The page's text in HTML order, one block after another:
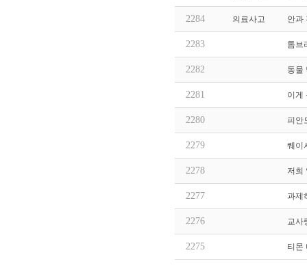
2284 의료사고 안과
2283 톰브
2282 동물
2281 이게
2280 피안
2279 퀘이
2278 저희
2277 과제
2276 교사
2275 티몬